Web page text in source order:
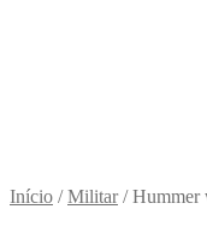
Início /Militar/Hummer